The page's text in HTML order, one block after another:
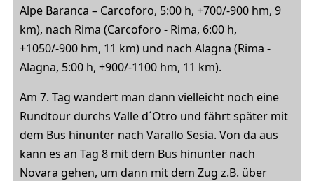
Alpe Baranca – Carcoforo, 5:00 h, +700/-900 hm, 9
km), nach Rima (Carcoforo - Rima, 6:00 h,
+1050/-900 hm, 11 km) und nach Alagna (Rima -
Alagna, 5:00 h, +900/-1100 hm, 11 km).
Am 7. Tag wandert man dann vielleicht noch eine
Rundtour durchs Valle d´Otro und fährt später mit
dem Bus hinunter nach Varallo Sesia. Von da aus
kann es an Tag 8 mit dem Bus hinunter nach
Novara gehen, um dann mit dem Zug z.B. über